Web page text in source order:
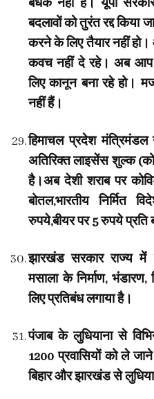
बंधक नहीं हैं। यूपी सरकार
बदलावों को तुरंत रद्द किया
करने के लिए तैयार नहीं हो।
कवच नहीं दे रहे। अब
लिए कानून बना रहे हो।
नहीं हैं।
हिमाचल प्रदेश मंत्रिमंडल
अतिरिक्त लाइसेंस शुल्क
है।अब देशी शराब पर
बोतल,भारतीय निर्मित
रुपये,बीयर पर 5 रुपये प्रति
झारखंड सरकार राज्य में
मसाला के निर्माण,
लिए प्रतिबंध लगाया है।
पंजाब के लुधियाना से
1200 प्रवासियों को ले
बिहार और झारखंड से